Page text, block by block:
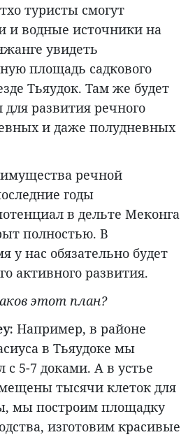
туристы смогут
и водные источники на
увидеть
площадь садкового
Тьяудок. Там же будет
развития речного
и даже полудневных
речной
годы
в дельте Меконга
полностью. В
у нас обязательно будет
активного развития.
этот план?
Например, в районе
в Тьяудоке мы
с 5-7 доками. А в устье
тысячи клеток для
мы построим площадку
изготовим красивые